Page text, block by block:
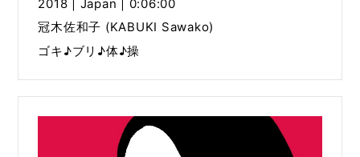
2018 | Japan | 0:06:00
冠木佐和子 (KABUKI Sawako)
ゴキ♪ブリ♪体♪操